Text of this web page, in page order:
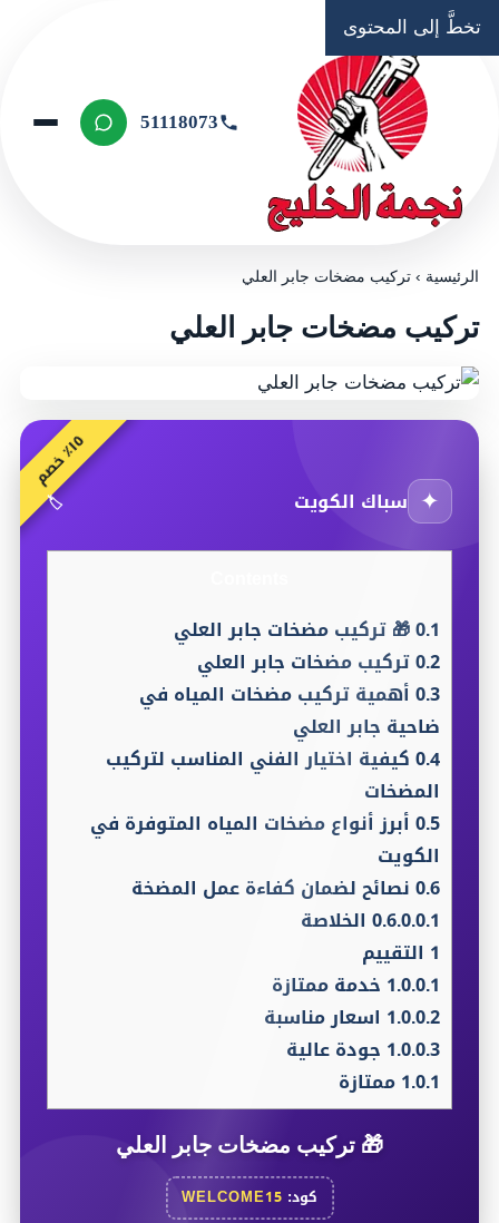
تخطَّ إلى المحتوى
51118073
الرئيسية ›تركيب مضخات جابر العلي
تركيب مضخات جابر العلي
١
٥
٪
خ
ص
م
✦ سباك الكويت 🏷️
0.1🎁 تركيب مضخات جابر العلي
0.2تركيب مضخات جابر العلي
0.3أهمية تركيب مضخات المياه في
ضاحية جابر العلي
0.4كيفية اختيار الفني المناسب لتركيب
المضخات
0.5أبرز أنواع مضخات المياه المتوفرة في
الكويت
0.6نصائح لضمان كفاءة عمل المضخة
0.6.0.0.1الخلاصة
1 التقييم
1.0.0.1 خدمة ممتازة
1.0.0.2 اسعار مناسبة
1.0.0.3 جودة عالية
1.0.1ممتازة
🎁 تركيب مضخات جابر العلي
كود: WELCOME15